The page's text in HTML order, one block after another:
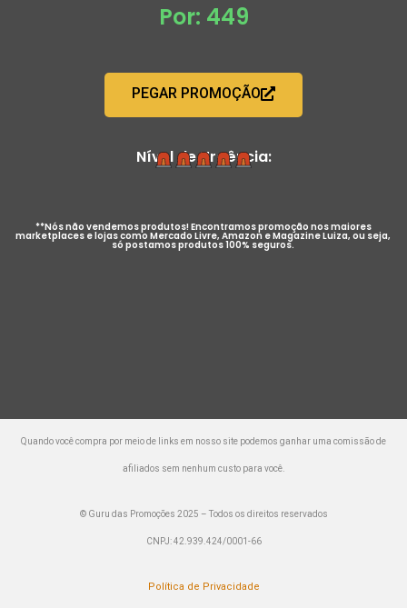
Por: 449
PEGAR PROMOÇÃO
Nível de Urgência:
**Nós não vendemos produtos! Encontramos promoção nos maiores
marketplaces e lojas como Mercado Livre, Amazon e Magazine Luiza, ou seja,
só postamos produtos 100% seguros.
Quando você compra por meio de links em nosso site podemos ganhar uma comissão de
afiliados sem nenhum custo para você.
© Guru das Promoções 2025 – Todos os direitos reservados
CNPJ: 42.939.424/0001-66
Política de Privacidade